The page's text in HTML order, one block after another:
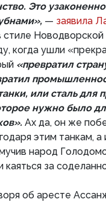
Это
— заявила
Новодворской
когда ушли
«превратил
или сталь для
нужно было
Ах да, он же
этим танкам,
народ
за
об аресте